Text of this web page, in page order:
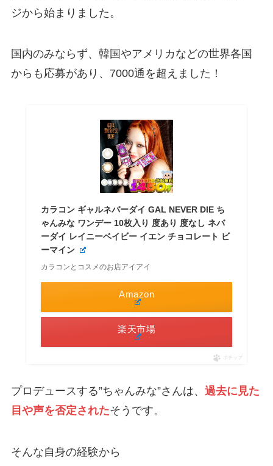
ジから始まりました。
国内のみならず、韓国やアメリカなどの世界各国
からも応募があり、7000通を超えました！
カラコン ギャルネバーダイ GAL NEVER DIE ち
ゃんみな ワンデー 10枚入り 度あり 度なし ネバ
ーダイ レイニーベイビー イエン チョコレート ビ
ーマイン
カラコンとコスメのお店アイアイ
Amazon
楽天市場
ポチップ
プロデュースする”ちゃんみな”さんは、 過去に見た
目や声を否定されたそうです。
そんな自身の経験から